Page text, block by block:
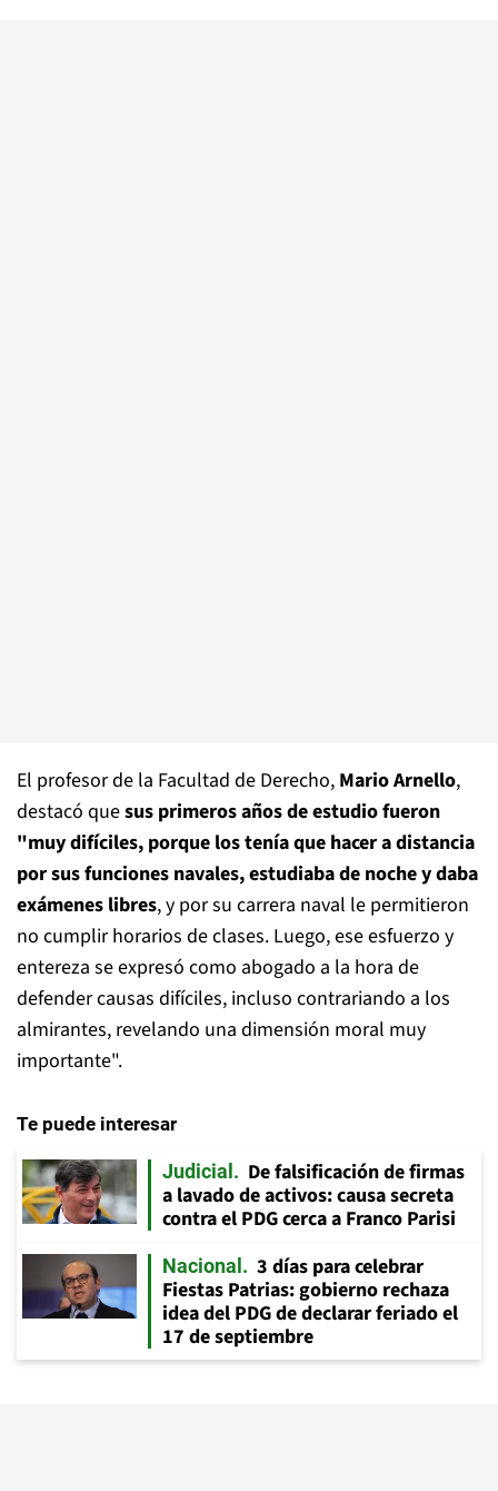
El profesor de la Facultad de Derecho, Mario Arnello,
destacó quesus primeros años de estudio fueron
"muy difíciles, porque los tenía que hacer a distancia
por sus funciones navales, estudiaba de noche y daba
exámenes libres, y por su carrera naval le permitieron
no cumplir horarios de clases. Luego, ese esfuerzo y
entereza se expresó como abogado a la hora de
defender causas difíciles, incluso contrariando a los
almirantes, revelando una dimensión moral muy
importante".
Te puede interesar
Judicial
De falsificación de firmas
a lavado de activos: causa secreta
contra el PDG cerca a Franco Parisi
Nacional
3 días para celebrar
Fiestas Patrias: gobierno rechaza
idea del PDG de declarar feriado el
17 de septiembre